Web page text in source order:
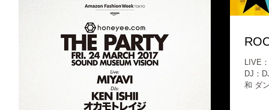
LIVE
DJ：
和 ダ